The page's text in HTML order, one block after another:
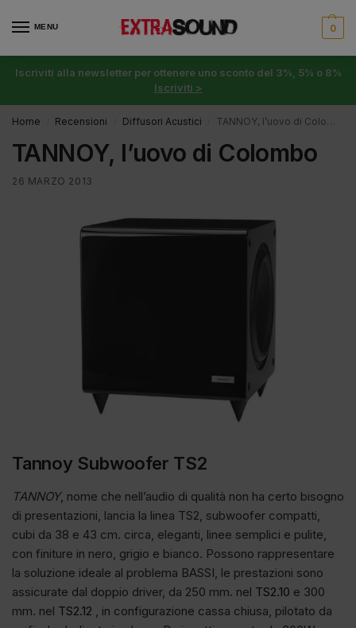
MENU 0
Iscriviti alla newsletter per ottenere uno sconto del 3%, 5% o 8%
Iscriviti >
Home Recensioni Diffusori Acustici TANNOY, l’uovo di Colombo
TANNOY, l’uovo di Colombo
26 MARZO 2013
Tannoy Subwoofer TS2
TANNOY, nome che nell’audio di qualità non ha certo bisogno
di presentazioni, lancia la linea TS2, subwoofer compatti,
cubi da 38 e 43 cm. circa, eleganti, linee semplici e pulite,
con finiture in nero, grigio e bianco. Possono rappresentare
la soluzione ideale al problema BASSI, le prestazioni sono
assicurate dal doppio driver, da 250 mm. nel TS2.10 e 300
mm. nel TS2.12 , in configurazione cassa chiusa, pilotato da